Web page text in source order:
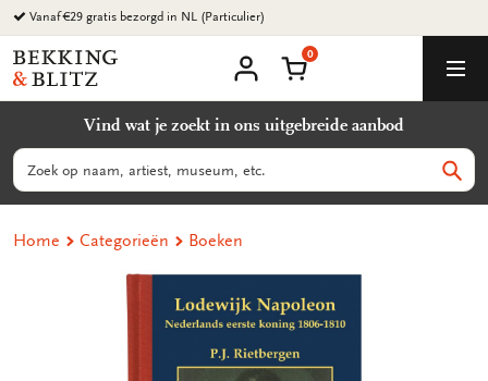
Ga
naar
content
Vanaf €29 gratis bezorgd in NL (Particulier)
Bekking
&
B.V.
account
Winkelmand
0
Vind wat je zoekt in ons uitgebreide aanbod
Zoeken
Home Categorieën Boeken